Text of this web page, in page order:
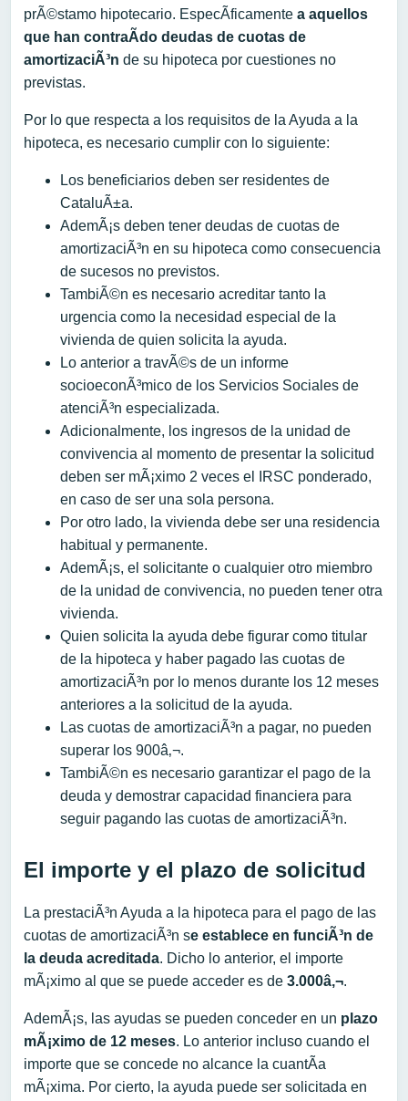
prÃ©stamo hipotecario. EspecÃ­ficamente a aquellos
que han contraÃ­do deudas de cuotas de
amortizaciÃ³n de su hipoteca por cuestiones no
previstas.
Por lo que respecta a los requisitos de la Ayuda a la
hipoteca, es necesario cumplir con lo siguiente:
Los beneficiarios deben ser residentes de
CataluÃ±a.
AdemÃ¡s deben tener deudas de cuotas de
amortizaciÃ³n en su hipoteca como consecuencia
de sucesos no previstos.
TambiÃ©n es necesario acreditar tanto la
urgencia como la necesidad especial de la
vivienda de quien solicita la ayuda.
Lo anterior a travÃ©s de un informe
socioeconÃ³mico de los Servicios Sociales de
atenciÃ³n especializada.
Adicionalmente, los ingresos de la unidad de
convivencia al momento de presentar la solicitud
deben ser mÃ¡ximo 2 veces el IRSC ponderado,
en caso de ser una sola persona.
Por otro lado, la vivienda debe ser una residencia
habitual y permanente.
AdemÃ¡s, el solicitante o cualquier otro miembro
de la unidad de convivencia, no pueden tener otra
vivienda.
Quien solicita la ayuda debe figurar como titular
de la hipoteca y haber pagado las cuotas de
amortizaciÃ³n por lo menos durante los 12 meses
anteriores a la solicitud de la ayuda.
Las cuotas de amortizaciÃ³n a pagar, no pueden
superar los 900â‚¬.
TambiÃ©n es necesario garantizar el pago de la
deuda y demostrar capacidad financiera para
seguir pagando las cuotas de amortizaciÃ³n.
El importe y el plazo de solicitud
La prestaciÃ³n Ayuda a la hipoteca para el pago de las
cuotas de amortizaciÃ³n se establece en funciÃ³n de
la deuda acreditada. Dicho lo anterior, el importe
mÃ¡ximo al que se puede acceder es de 3.000â‚¬.
AdemÃ¡s, las ayudas se pueden conceder en un plazo
mÃ¡ximo de 12 meses. Lo anterior incluso cuando el
importe que se concede no alcance la cuantÃ­a
mÃ¡xima. Por cierto, la ayuda puede ser solicitada en